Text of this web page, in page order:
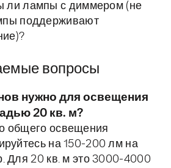
ли лампы с диммером (не
поддерживают
вопросы
нужно для освещения
20 кв. м?
общего освещения
на 150-200 лм на
Для 20 кв. м это 3000-4000